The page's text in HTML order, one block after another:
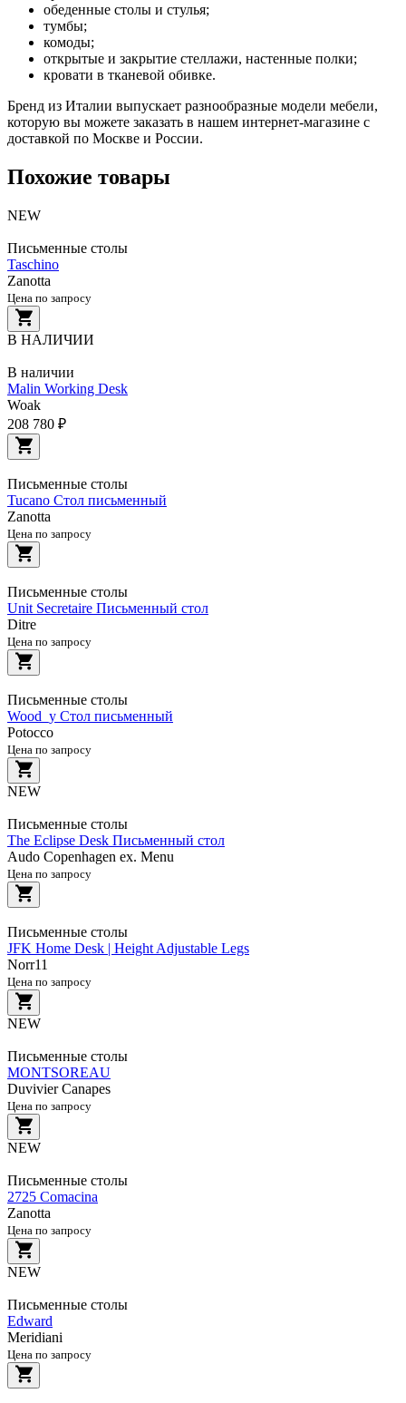
обеденные столы и стулья;
тумбы;
комоды;
открытые и закрытие стеллажи, настенные полки;
кровати в тканевой обивке.
Бренд из Италии выпускает разнообразные модели мебели,
которую вы можете заказать в нашем интернет-магазине с
доставкой по Москве и России.
Похожие товары
NEW
Письменные столы
Taschino
Zanotta
Цена по запросу
В НАЛИЧИИ
В наличии
Malin Working Desk
Woak
208 780 ₽
Письменные столы
Tucano Стол письменный
Zanotta
Цена по запросу
Письменные столы
Unit Secretaire Письменный стол
Ditre
Цена по запросу
Письменные столы
Wood_y Стол письменный
Potocco
Цена по запросу
NEW
Письменные столы
The Eclipse Desk Письменный стол
Audo Copenhagen ex. Menu
Цена по запросу
Письменные столы
JFK Home Desk | Height Adjustable Legs
Norr11
Цена по запросу
NEW
Письменные столы
MONTSOREAU
Duvivier Canapes
Цена по запросу
NEW
Письменные столы
2725 Comacina
Zanotta
Цена по запросу
NEW
Письменные столы
Edward
Meridiani
Цена по запросу